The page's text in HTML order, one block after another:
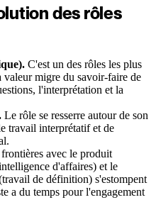
des rôles
C'est un des rôles les plus
valeur migre du savoir-faire de
l'interprétation et la
Le rôle se resserre autour de son
travail interprétatif et de
avec le produit
d'affaires) et le
de définition) s'estompent
a du temps pour l'engagement